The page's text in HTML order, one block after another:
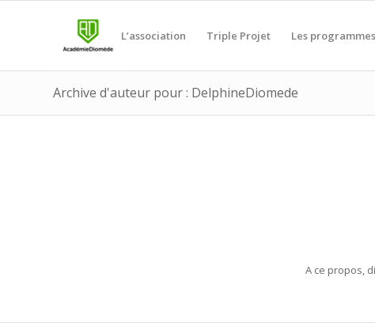
L’association Triple Projet Les programmes
Archive d'auteur pour : DelphineDiomede
A ce propos,